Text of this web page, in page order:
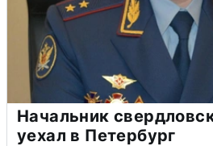
Начальник
уехал в Петербург